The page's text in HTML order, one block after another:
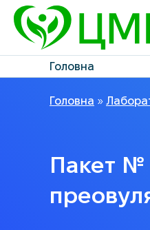
Головна
Головна »
Пакет №